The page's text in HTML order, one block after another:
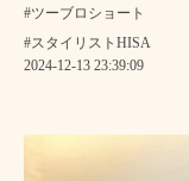
#ツーブロショート
#スタイリストHISA
2024-12-13 23:39:09